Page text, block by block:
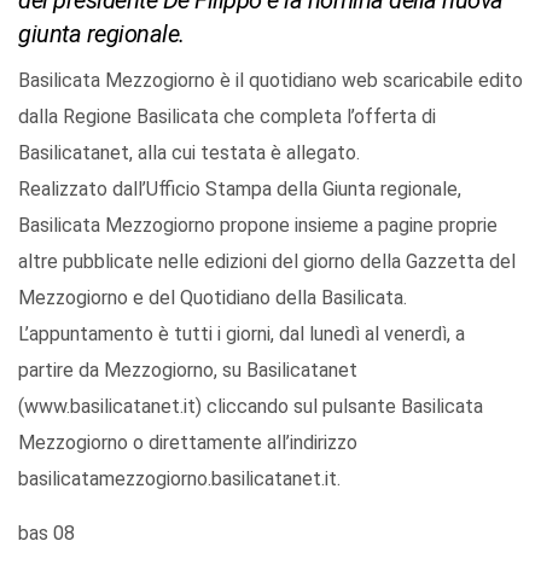
giunta regionale.
Basilicata Mezzogiorno è il quotidiano web scaricabile edito
dalla Regione Basilicata che completa l’offerta di
Basilicatanet, alla cui testata è allegato.
Realizzato dall’Ufficio Stampa della Giunta regionale,
Basilicata Mezzogiorno propone insieme a pagine proprie
altre pubblicate nelle edizioni del giorno della Gazzetta del
Mezzogiorno e del Quotidiano della Basilicata.
L’appuntamento è tutti i giorni, dal lunedì al venerdì, a
partire da Mezzogiorno, su Basilicatanet
(www.basilicatanet.it) cliccando sul pulsante Basilicata
Mezzogiorno o direttamente all’indirizzo
basilicatamezzogiorno.basilicatanet.it.
bas 08